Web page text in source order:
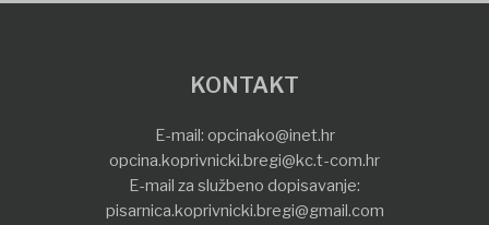
KONTAKT
E-mail: opcinako@inet.hr
opcina.koprivnicki.bregi@kc.t-com.hr
E-mail za službeno dopisavanje:
pisarnica.koprivnicki.bregi@gmail.com